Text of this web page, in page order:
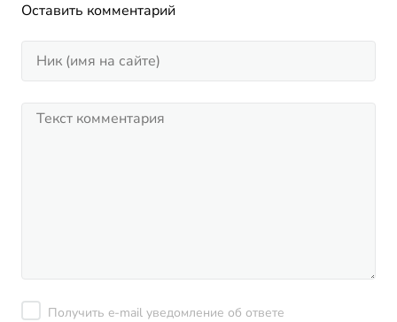
Оставить комментарий
Получить e-mail уведомление об ответе